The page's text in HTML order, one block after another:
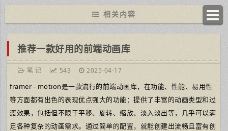
相关内容
推荐一款好用的前端动画库
笔 记 543 2025-04-17
framer - motion是一款流行的前端动画库，在功能、性能、易用性
等方面都有出色的表现优点强大的功能：提供了丰富的动画类型和过
渡效果，包括但不限于平移、旋转、缩放、淡入淡出等，几乎可以满
足各种复杂的动画需求。通过简单的配置，就能创建出流畅且富有创